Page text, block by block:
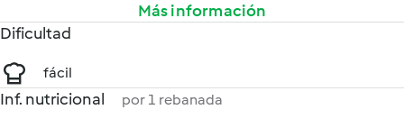
Más información
Dificultad
fácil
Inf. nutricional por 1 rebanada